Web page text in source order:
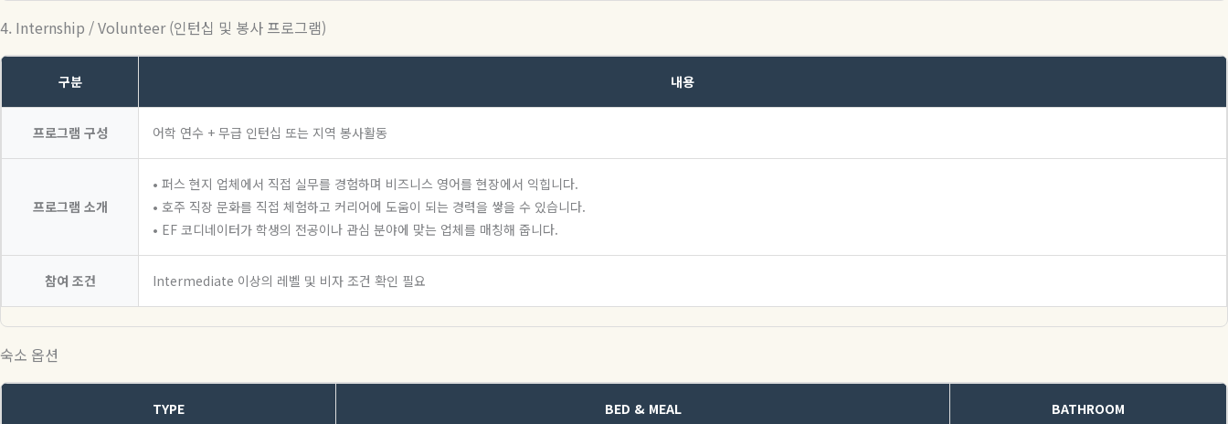
4. Internship / Volunteer (인턴십 및 봉사 프로그램)
구분 내용
프로그램 구성 어학 연수 + 무급 인턴십 또는 지역 봉사활동
프로그램 소개
• 퍼스 현지 업체에서 직접 실무를 경험하며 비즈니스 영어를 현장에서 익힙니다.
• 호주 직장 문화를 직접 체험하고 커리어에 도움이 되는 경력을 쌓을 수 있습니다.
• EF 코디네이터가 학생의 전공이나 관심 분야에 맞는 업체를 매칭해 줍니다.
참여 조건 Intermediate 이상의 레벨 및 비자 조건 확인 필요
숙소 옵션
TYPE BED & MEAL BATHROOM